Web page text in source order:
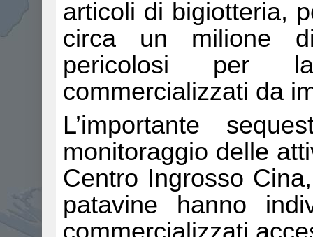
articoli di bigiotteria,
circa un milione
pericolosi per
commercializzati da
L’importante
monitoraggio delle
Centro Ingrosso
patavine hanno
commercializzati